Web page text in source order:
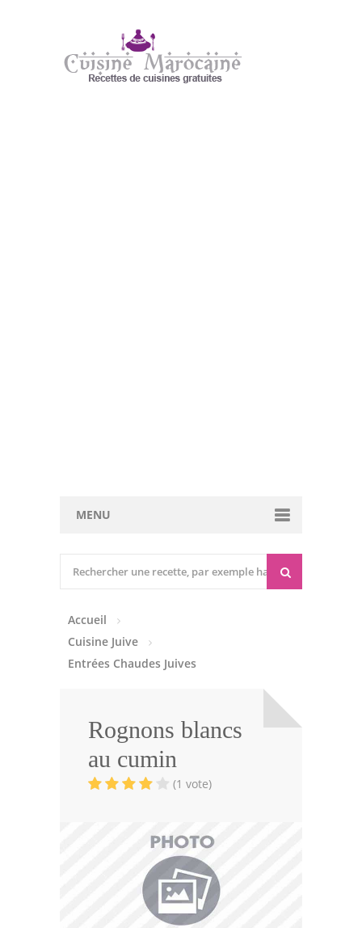
MENU
Entrées Froides
Tajines
Viandes
Volailles
Poissons
Accueil
Cuisine Juive
Entrées Chaudes Juives
Rognons blancs
au cumin
(1 vote)